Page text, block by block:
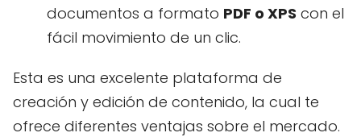
documentos a formato PDF o XPS con el
fácil movimiento de un clic.
Esta es una excelente plataforma de
creación y edición de contenido, la cual te
ofrece diferentes ventajas sobre el mercado.